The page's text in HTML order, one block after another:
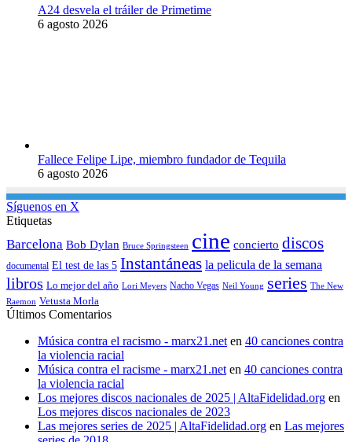
A24 desvela el tráiler de Primetime
6 agosto 2026
Fallece Felipe Lipe, miembro fundador de Tequila
6 agosto 2026
Síguenos en X
Etiquetas
Barcelona Bob Dylan Bruce Springsteen cine concierto discos
documental El test de las 5 Instantáneas la pelicula de la semana
libros Lo mejor del año Lori Meyers Nacho Vegas Neil Young series The New
Raemon Vetusta Morla
Últimos Comentarios
Música contra el racismo - marx21.neten 40 canciones contra
la violencia racial
Música contra el racisme - marx21.neten 40 canciones contra
la violencia racial
Los mejores discos nacionales de 2025 | AltaFidelidad.org en
Los mejores discos nacionales de 2023
Las mejores series de 2025 | AltaFidelidad.org en Las mejores